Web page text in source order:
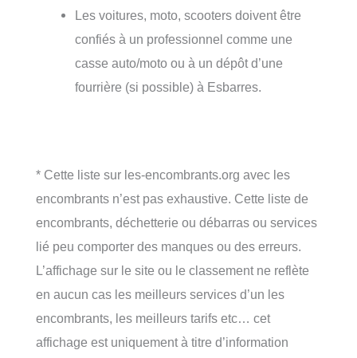
Les voitures, moto, scooters doivent être
confiés à un professionnel comme une
casse auto/moto ou à un dépôt d’une
fourrière (si possible) à Esbarres.
* Cette liste sur les-encombrants.org avec les
encombrants n’est pas exhaustive. Cette liste de
encombrants, déchetterie ou débarras ou services
lié peu comporter des manques ou des erreurs.
L’affichage sur le site ou le classement ne reflète
en aucun cas les meilleurs services d’un les
encombrants, les meilleurs tarifs etc… cet
affichage est uniquement à titre d’information